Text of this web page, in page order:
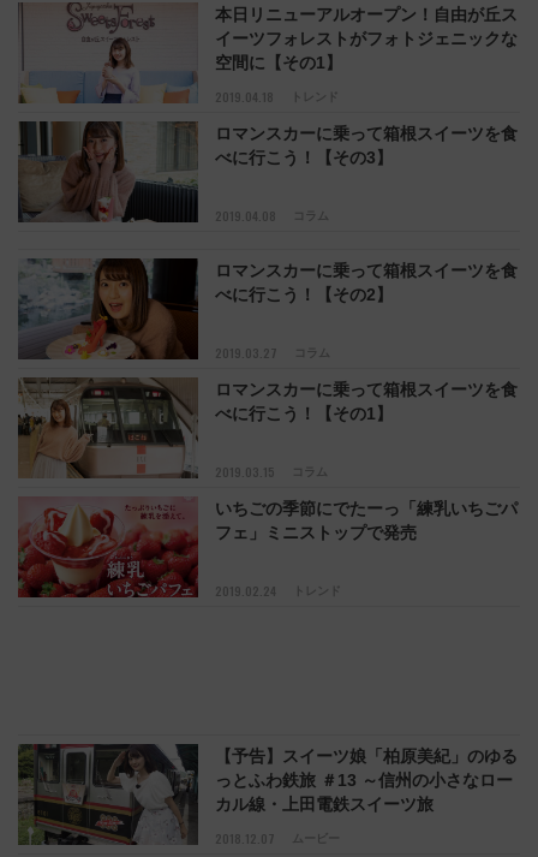
2019.04.18 トレンド
本日リニューアルオープン！自由が丘ス
イーツフォレストがフォトジェニックな
空間に【その1】
2019.04.08 コラム
ロマンスカーに乗って箱根スイーツを食
べに行こう！【その3】
2019.03.27 コラム
ロマンスカーに乗って箱根スイーツを食
べに行こう！【その2】
2019.03.15 コラム
ロマンスカーに乗って箱根スイーツを食
べに行こう！【その1】
2019.02.24 トレンド
いちごの季節にでたーっ「練乳いちごパ
フェ」ミニストップで発売
2018.12.07 ムービー
【予告】スイーツ娘「柏原美紀」のゆる
っとふわ鉄旅 ＃13 ～信州の小さなロー
カル線・上田電鉄スイーツ旅